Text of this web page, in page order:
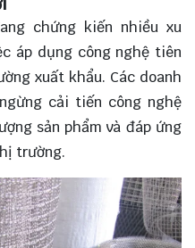
chứng kiến nhiều xu
áp dụng công nghệ tiên
xuất khẩu. Các doanh
cải tiến công nghệ
sản phẩm và đáp ứng
trường.